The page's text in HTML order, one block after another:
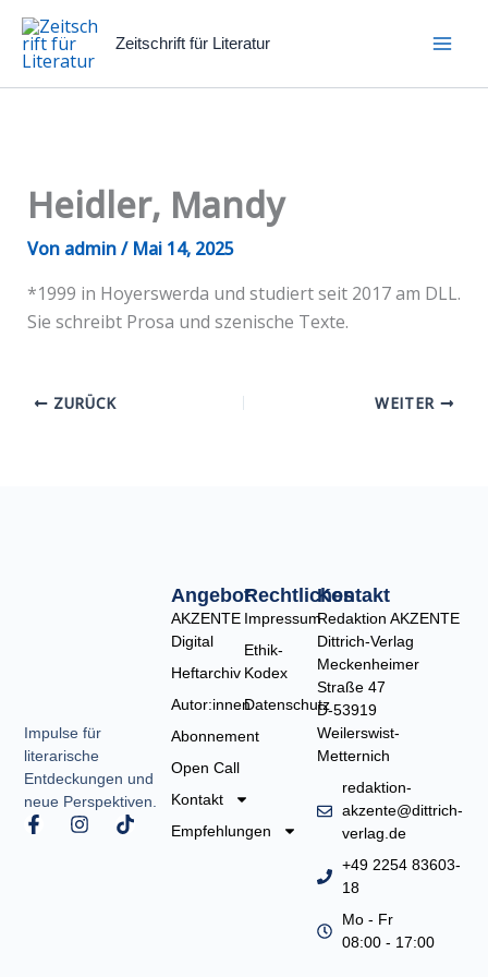
Zum
Inhalt
springen
Zeitschrift für Literatur
Heidler, Mandy
Von admin/ Mai 14, 2025
*1999 in Hoyerswerda und studiert seit 2017 am DLL.
Sie schreibt Prosa und szenische Texte.
ZURÜCK WEITER
Impulse für
literarische
Entdeckungen und
neue Perspektiven.
F
a
I
n
T
i
Rechtliches
Impressum
Ethik-
Kodex
Datenschutz
Angebot
AKZENTE
Digital
Heftarchiv
Autor:innen
Abonnement
Open Call
Kontakt
Empfehlungen
Kontakt
Redaktion AKZENTE
Dittrich-Verlag
Meckenheimer
Straße 47
D-53919
Weilerswist-
Metternich
redaktion-
akzente@dittrich-
verlag.de
+49 2254 83603-
18
Mo - Fr
08:00 - 17:00